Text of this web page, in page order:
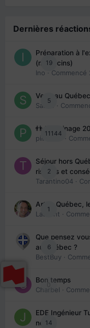
Dernières
19
Préparation à
(médecins)
Ino · Commencé
5
Venir au
Sab74
·
11144
👬 Parrainage
piinoush ·
2
Séjour hors
risques et
Tarantino04 ·
1
Arte : Québec,
Laurent ·
6
Que pensez
au Québec ?
BestBuy ·
0
Bon temps
Charbel ·
14
EDE Ingénieur
note